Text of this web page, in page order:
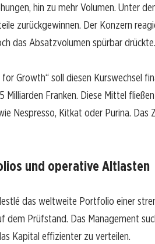
hin zu mehr Volumen. Unter
zurückgewinnen. Der Konzern
das Absatzvolumen spürbar drückte.
Growth“ soll diesen Kurswechsel
Milliarden Franken. Diese Mittel
Nespresso, Kitkat oder Purina.
und operative Altlasten
das weltweite Portfolio einer
dem Prüfstand. Das Management
Kapital effizienter zu verteilen.